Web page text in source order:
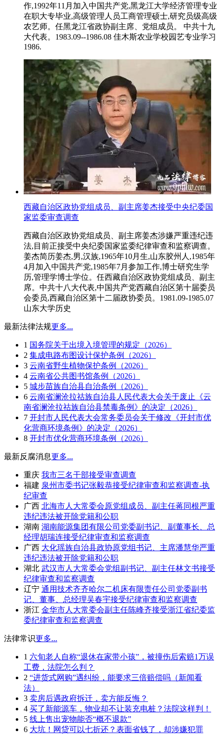
作,1992年11月加入中国共产党,黑龙江大学经济管理专业
在职大专毕业,高级管理人员工商管理硕士,研究员级高级
农艺师。任黑龙江省政协副主席、党组成员。 中共十九
大代表。1983.09--1986.08 佳木斯农业学校园艺专业学习
1986.
西藏自治区政协党组成员、副主席姜杰接受中央纪委国
家监委审查调查
西藏自治区政协党组成员、副主席姜杰涉嫌严重违纪违
法,目前正接受中央纪委国家监委纪律审查和监察调查。
姜杰简历姜杰,男,汉族,1965年10月生,山东胶州人,1985年
4月加入中国共产党,1985年7月参加工作,博士研究生学
历,管理学博士学位。任西藏自治区政协党组成员、副主
席。中共十八大代表,中国共产党西藏自治区第十届委员
会委员,西藏自治区第十二届政协委员。1981.09-1985.07
山东大学历史
最新法律法规更多...
1 国务院关于出境入境管理的规定（2026）
2 集成电路布图设计保护条例（2026）
3 云南省野生植物保护条例（2026）
4 云南省公共图书馆条例（2026）
5 城步苗族自治县自治条例（2026）
6 云南省澜沧拉祜族自治县人民代表大会关于废止《云
南省澜沧拉祜族自治县禁毒条例》的决定（2026）
7 开封市人民代表大会常务委员会关于修改《开封市优
化营商环境条例》的决定（2026）
8 开封市优化营商环境条例（2026）
最新反腐消息更多...
重庆 我市三名干部接受审查调查
福建 泉州市委书记张毅恭接受纪律审查和监察调查-执
纪审查
广西 北海市人大常委会原党组成员、副主任蒋同根严重
违纪违法被开除党籍和公职
湖南 湖南能源集团有限公司党委副书记、副董事长、总
经理胡瑞连接受纪律审查和监察调查
广西 大化瑶族自治县政协原党组书记、主席潘慧华严重
违纪违法被开除党籍和公职
湖北 武汉市人大常委会党组副书记、副主任林文书接受
纪律审查和监察调查
辽宁 通用技术齐齐哈尔二机床有限责任公司党委副书
记、董事、总经理吴春宇接受纪律审查和监察调查
浙江 金华市人大常委会副主任陈峰齐接受浙江省纪委监
委纪律审查和监察调查
法律常识更多...
1 六旬老人自称“退休在家带小孩”，被撞伤后索赔1万误
工费，法院怎么判？
2 “进货式网购”遇纠纷，能要求三倍赔偿吗（新闻看
法）
3 卖房后遇政府拆迁，卖方能反悔？
4 买了新能源车，物业却不让装充电桩？法院这样判！
5 线上售出宠物能否“概不退款”
6 大坑！网贷可以七折还？表面省钱了，却涉嫌犯罪